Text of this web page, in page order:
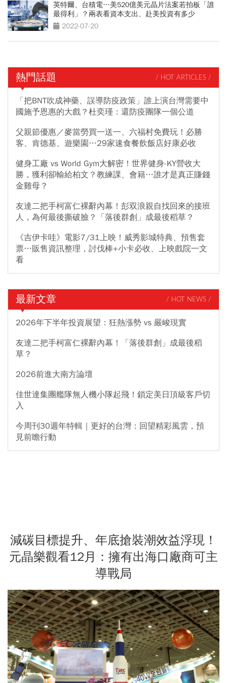
英特爾、台積電…美520億美元晶片法案若拍板「誰
最得利」？兩表看資本支出、赴美投資有多少
2022-07-20
熱門話題 / HOT ARTICLES /
「把BNT吹成神藥、誤導防疫政策」誰上演台灣需要中
國施予恩惠的大戲？杜奕瑾：還防疫團隊一個公道
父親節優惠／麥當勞買一送一、六福村免費玩！必勝
客、肯德基、遊樂園…29家速食餐飲飯店好康必收
健身工廠 vs World Gym大解密！世界健身-KY營收大
勝，獲利卻輸給柏文？教練課、會籍…誰才是真正賺錢
金雞母？
友達二把手柯富仁裸辭內幕！彭双浪親自找回來的接班
人，為何最後撕破臉？「落後群創」成最後稻草？
《吉伊卡哇》電影7/31上映！威秀影城特典、預售套
票…販售資訊整理，討伐棒+小卡必收、上映戲院一文
看
最新文章 / HOT NEWS /
2026年下半年投資展望：狂熱漲勢 vs 嚴峻現實
友達二把手柯富仁裸辭內幕！「落後群創」成最後稻
草？
2026前進大南方論壇
佳世達集團艦隊無人機小隊起飛！鎖定美日頂級客戶切
入
今周刊30週年特輯｜更好的台灣：回望精彩風雲，預
見前瞻行動
減碳目標提升、年底搶裝潮效益浮現！
元晶樂觀看12月：擁有出海口廠商可主
導戰局